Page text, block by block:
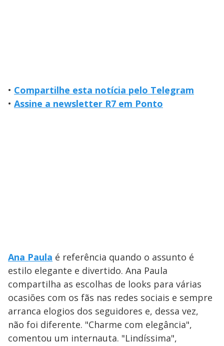
• Compartilhe esta notícia pelo Telegram
• Assine a newsletter R7 em Ponto
Ana Paula é referência quando o assunto é
estilo elegante e divertido. Ana Paula
compartilha as escolhas de looks para várias
ocasiões com os fãs nas redes sociais e sempre
arranca elogios dos seguidores e, dessa vez,
não foi diferente. "Charme com elegância",
comentou um internauta. "Lindíssima",